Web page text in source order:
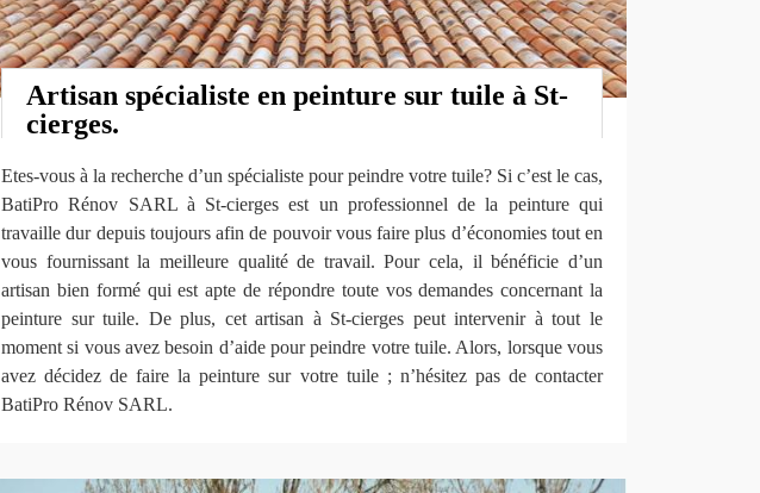
Artisan spécialiste en peinture sur tuile à St-
cierges.
Etes-vous à la recherche d’un spécialiste pour peindre votre tuile? Si c’est le cas,
BatiPro Rénov SARL à St-cierges est un professionnel de la peinture qui
travaille dur depuis toujours afin de pouvoir vous faire plus d’économies tout en
vous fournissant la meilleure qualité de travail. Pour cela, il bénéficie d’un
artisan bien formé qui est apte de répondre toute vos demandes concernant la
peinture sur tuile. De plus, cet artisan à St-cierges peut intervenir à tout le
moment si vous avez besoin d’aide pour peindre votre tuile. Alors, lorsque vous
avez décidez de faire la peinture sur votre tuile ; n’hésitez pas de contacter
BatiPro Rénov SARL.